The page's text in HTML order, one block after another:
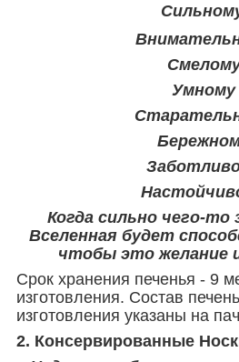
Умному
Когда сильно чего-то
Вселенная будет
чтобы это желание
Срок хранения печенья - 9
изготовления. Состав
изготовления указаны на
2. Консервированные